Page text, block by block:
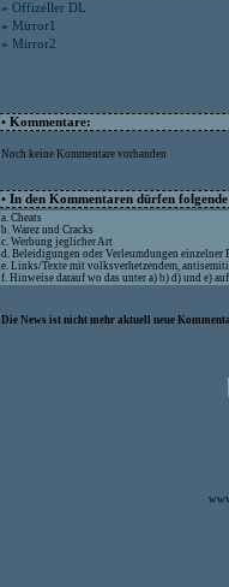
» Offizeller DL
» Mirror1
» Mirror2
• Kommentare:
Noch keine Kommentare vorhanden
• In den Kommentaren dürfen
a. Cheats
b. Warez und Cracks
c. Werbung jeglicher Art
d. Beleidigungen oder Verleumdungen einzelner
e. Links/Texte mit volksverhetzendem,
f. Hinweise darauf wo das unter a) b) d) und e)
Die News ist nicht mehr aktuell neue